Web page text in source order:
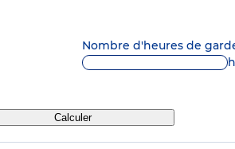
Nombre d'heures de
h
Calculer